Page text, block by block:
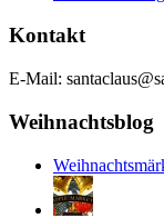
Kontakt
E-Mail:
Weihnachtsblog